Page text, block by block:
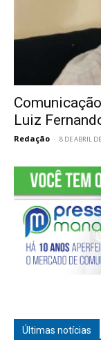
Luiz
Redação - 8 DE ABRIL
Últimas notícias